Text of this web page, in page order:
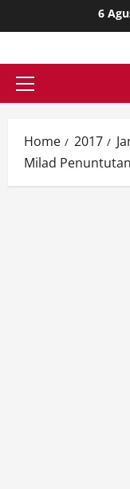
to
6
Primary
Home 2017
Milad